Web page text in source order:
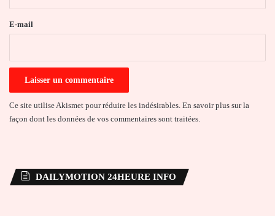
e
E-mail
Ce site utilise Akismet pour réduire les indésirables. En savoir plus sur la
façon dont les données de vos commentaires sont traitées.
DAILYMOTION 24HEURE INFO